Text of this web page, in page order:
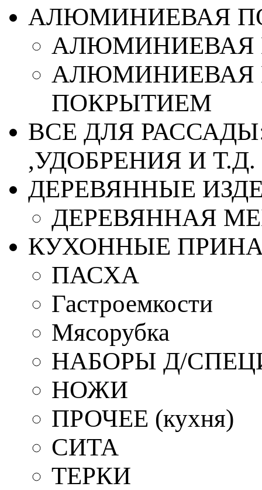
АЛЮМИНИЕВАЯ
АЛЮМИНИЕВАЯ
АЛЮМИНИЕВАЯ
ПОКРЫТИЕМ
ВСЕ ДЛЯ
,УДОБРЕНИЯ И Т.Д.
ДЕРЕВЯННЫЕ
ДЕРЕВЯННАЯ
КУХОННЫЕ
ПАСХА
Гастроемкости
Мясорубка
НАБОРЫ Д/
НОЖИ
ПРОЧЕЕ (кухня)
СИТА
ТЕРКИ